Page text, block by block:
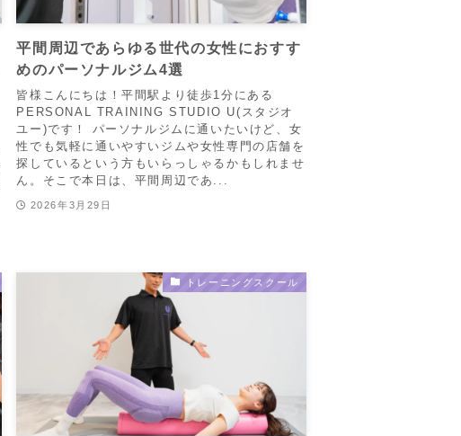
平間周辺であらゆる世代の女性におすす
めのパーソナルジム4選
皆様こんにちは！平間駅より徒歩1分にある
PERSONAL TRAINING STUDIO U(スタジオ
ユー)です！ パーソナルジムに通いたいけど、女
性でも気軽に通いやすいジムや女性専門の店舗を
探しているという方もいらっしゃるかもしれませ
ん。そこで本日は、平間周辺であ...
2026年3月29日
トレーニングスクール